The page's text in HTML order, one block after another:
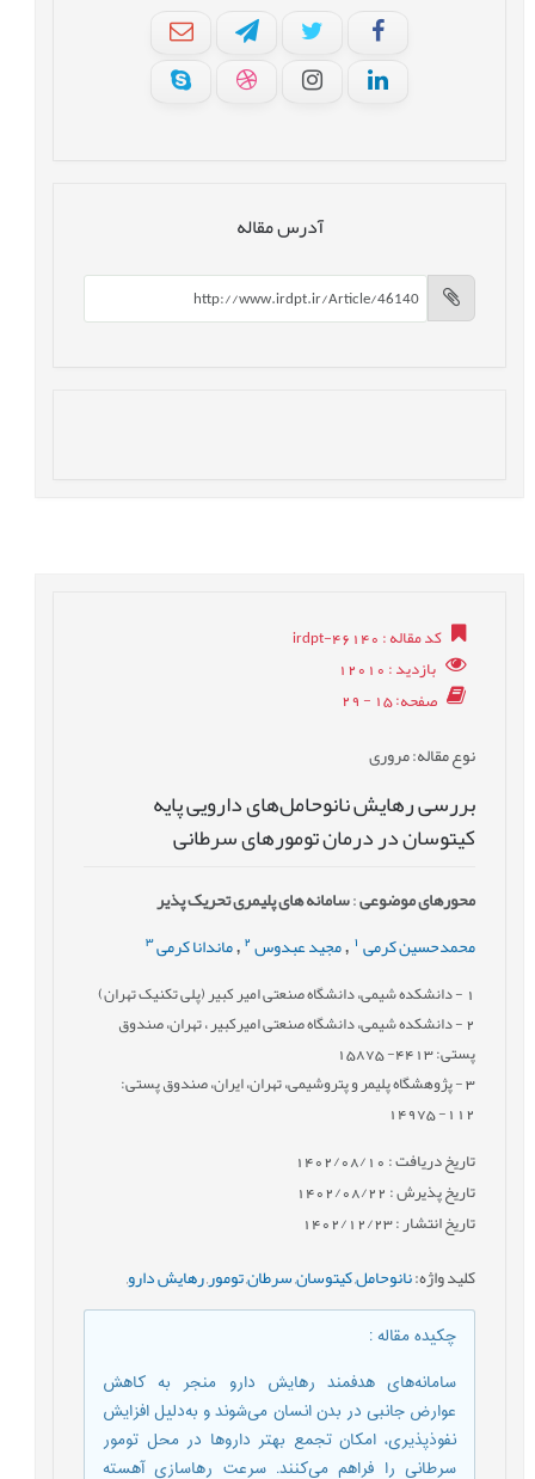
آدرس مقاله
کد مقاله: irdpt-46140
بازدید: 12010
صفحه: 15 - 29
نوع مقاله: مروری
بررسی رهایش نانوحامل‌های دارویی پایه
کیتوسان در درمان تومورهای سرطانی
محورهای موضوعی:سامانه های پلیمری تحریک پذیر
محمدحسین کرمی , مجید عبدوس 2
, ماندانا کرمی 3
- دانشکده شیمی، دانشگاه صنعتی امیر کبیر (پلی تکنیک تهران)
2- دانشکده شیمی، دانشگاه صنعتی امیرکبیر ، تهران، صندوق
پستی: 4413- 15875
3- پژوهشگاه پلیمر و پتروشیمی، تهران، ایران، صندوق پستی:
112- 14975
تاریخ دریافت : 1402/08/10
تاریخ پذیرش : 1402/08/22
تاریخ انتشار : 1402/12/23
کلید واژه:نانوحامل,کیتوسان,سرطان,تومور,رهایش دارو,
چکیده مقاله:
سامانه‌های هدفمند رهایش دارو منجر به کاهش
عوارض جانبی در بدن انسان می‌شوند و به‌دلیل افزایش
نفوذپذیری، امکان تجمع بهتر داروها در محل تومور
سرطانی را فراهم می‌کنند. سرعت رهاسازی آهسته